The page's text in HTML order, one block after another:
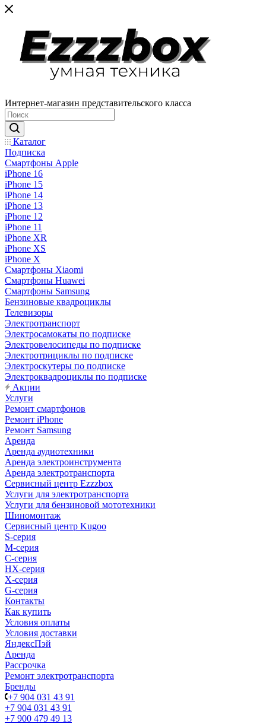
Интернет-магазин представительского класса
Каталог
Подписка
Смартфоны Apple
iPhone 16
iPhone 15
iPhone 14
iPhone 13
iPhone 12
iPhone 11
iPhone XR
iPhone XS
iPhone X
Смартфоны Xiaomi
Смартфоны Huawei
Смартфоны Samsung
Бензиновые квадроциклы
Телевизоры
Электротранспорт
Электросамокаты по подписке
Электровелосипеды по подписке
Электротрициклы по подписке
Электроскутеры по подписке
Электроквадроциклы по подписке
Акции
Услуги
Ремонт смартфонов
Ремонт iPhone
Ремонт Samsung
Аренда
Аренда аудиотехники
Аренда электроинструмента
Аренда электротранспорта
Сервисный центр Ezzzbox
Услуги для электротранспорта
Услуги для бензиновой мототехники
Шиномонтаж
Сервисный центр Kugoo
S-cерия
M-серия
С-серия
HX-серия
X-серия
G-серия
Контакты
Как купить
Условия оплаты
Условия доставки
ЯндексПэй
Аренда
Рассрочка
Ремонт электротранспорта
Бренды
+7 904 031 43 91
+7 904 031 43 91
+7 900 479 49 13